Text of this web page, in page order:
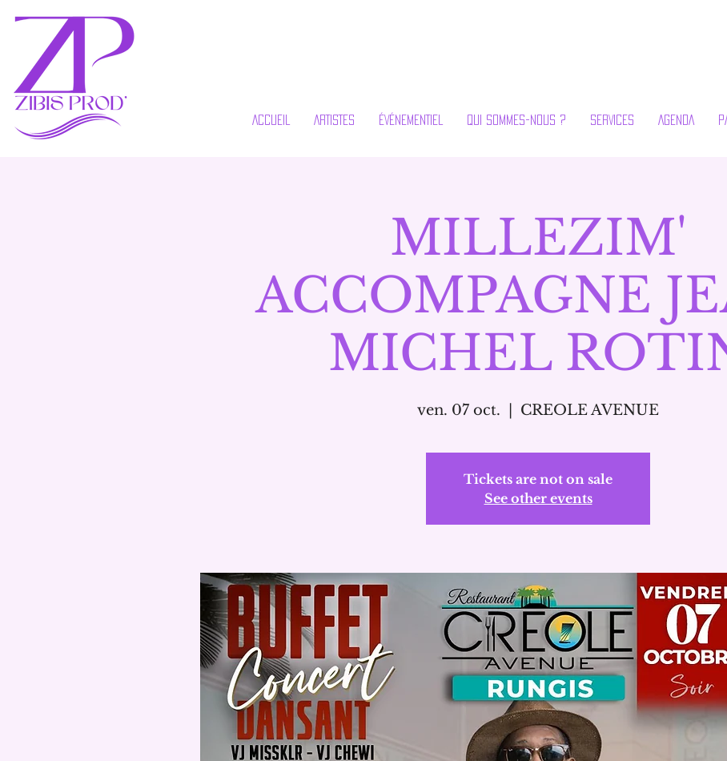
ACCUEIL ARTISTES ÉVÉNEMENTIEL QUI SOMMES-NOUS ? SERVICES AGENDA
MILLEZIM'
ACCOMPAGNE
MICHEL
ven. 07 oct. CREOLE AVENUE
Tickets are not on sale
See other events